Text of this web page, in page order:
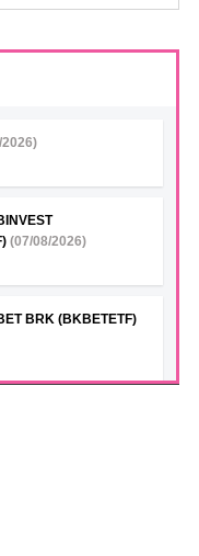
(07/08/2026)
BRK (BKBETETF)